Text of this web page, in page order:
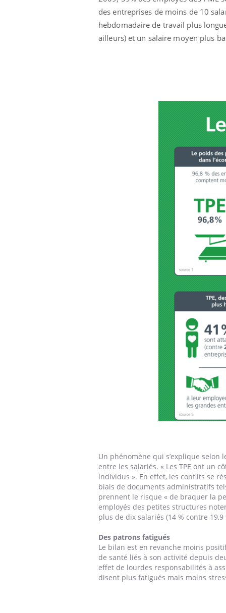
des entreprises de moins de 10
hebdomadaire de travail plus
ailleurs) et un salaire moyen plus
Un phénomène qui s’explique
entre les salariés. « Les TPE ont un
individus ». En effet, les conflits se
biais de documents administratifs
prennent le risque « de braquer la
employés des petites structures
plus de dix salariés (14 % contre
Des patrons fatigués
Le bilan est en revanche moins
de santé liés à son activité depuis
effet de lourdes responsabilités à
disent plus fatigués mais moins
Les médicaments GLP-1
protègent-ils aussi les os
Cytomégalovirus : ce qui
change dans la prise en
charge des femmes